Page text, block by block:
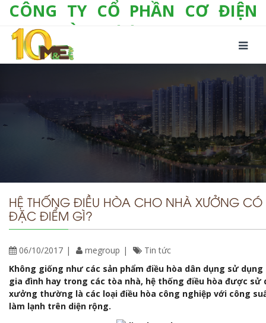
CÔNG TY CỔ PHẦN CƠ ĐIỆN
LẠNH VÀ THƯƠNG MẠI M&E
Số 10/357 Tam Trinh, P. Hoàng Văn Thụ, Q.
Hoàng Mai, TP. Hà Nội
Fax: +(84-24) 3 632 1297
Email: info@megroup.vn Website: www.megroup.vn
HỆ THỐNG ĐIỀU HÒA CHO NHÀ XƯỞNG CÓ
ĐẶC ĐIỂM GÌ?
06/10/2017 megroup
Tin tức
Không giống như các sản phẩm điều hòa dân dụng sử
gia đình hay trong các tòa nhà, hệ thống điều hòa được sử
xưởng thường là các loại điều hòa công nghiệp với công
làm lạnh trên diện rộng.